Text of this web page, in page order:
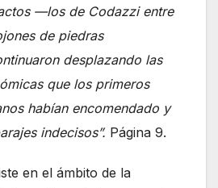
—los de Codazzi entre
de piedras
desplazando las
que los primeros
habían encomendado y
indecisos”. Página 9.
en el ámbito de la